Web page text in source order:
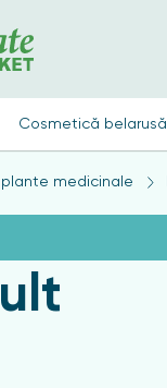
Cosmetică belarusă
plante medicinale